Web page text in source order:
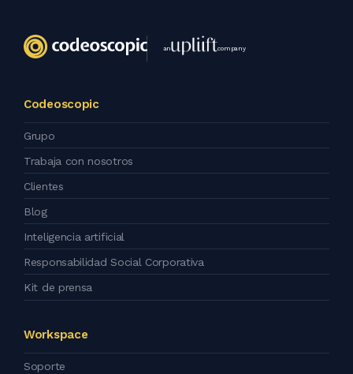
an company
Codeoscopic
Grupo
Trabaja con nosotros
Clientes
Blog
Inteligencia artificial
Responsabilidad Social Corporativa
Kit de prensa
Workspace
Soporte